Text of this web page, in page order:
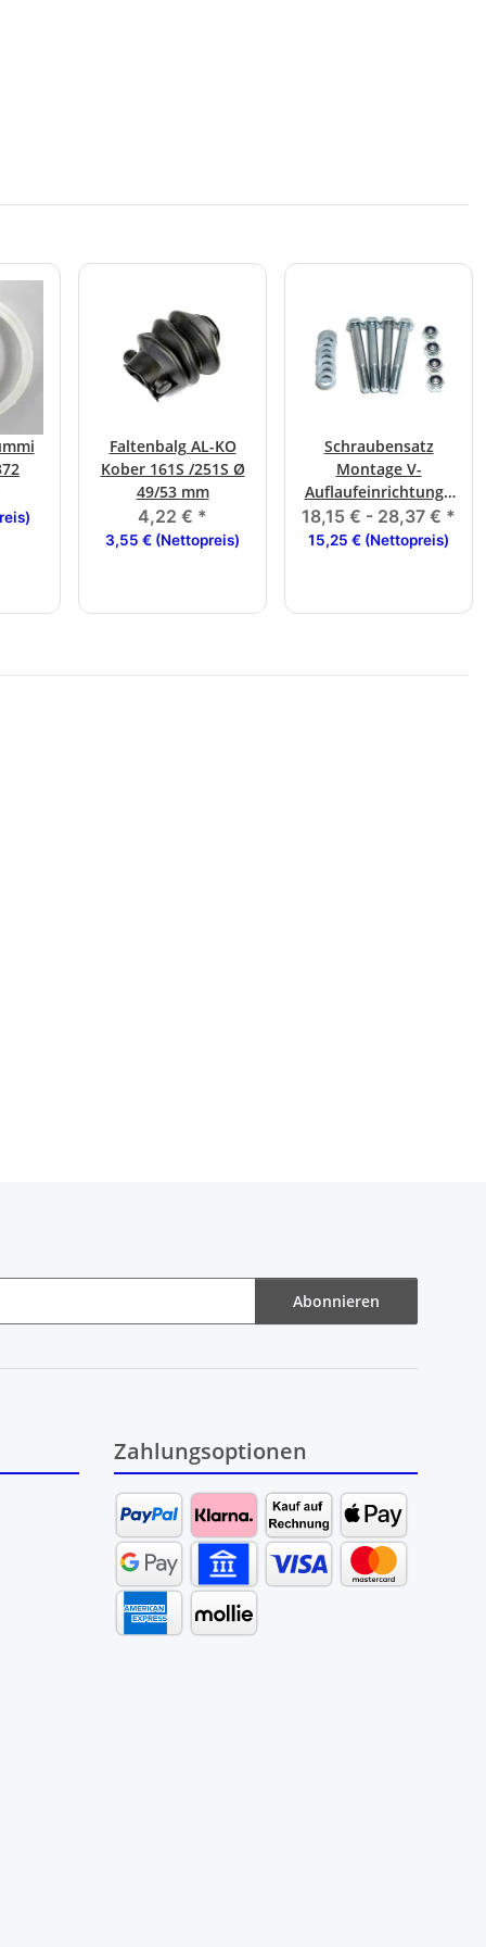
Faltenbalg AL-KO
Kober 161S /251S Ø
49/53 mm
4,22 € *
3,55 € (Nettopreis)
Schraubensatz
Montage V-
Auflaufeinrichtung /
Zugholm
18,15 € - 28,37 € *
15,25 € (Nettopreis)
Abonnieren
Zahlungsoptionen